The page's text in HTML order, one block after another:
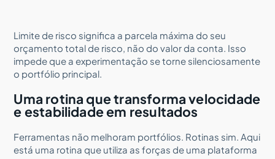
Limite de risco significa a parcela máxima do seu
orçamento total de risco, não do valor da conta. Isso
impede que a experimentação se torne silenciosamente
o portfólio principal.
Uma rotina que transforma velocidade
e estabilidade em resultados
Ferramentas não melhoram portfólios. Rotinas sim. Aqui
está uma rotina que utiliza as forças de uma plataforma